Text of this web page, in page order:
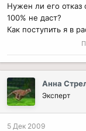
Нужен ли его отказ
100% не даст?
Как поступить я в
Анна
Эксперт
5 Дек 2009